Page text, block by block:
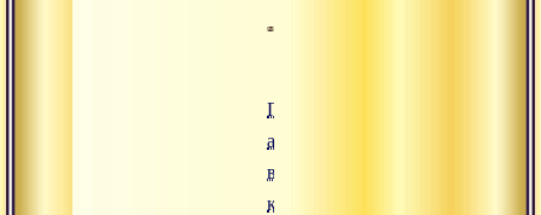
Гуру об
арийско-
ведической
культуре